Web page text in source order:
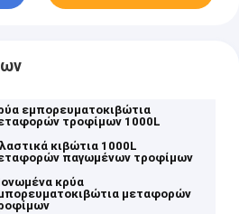
εμπορευματοκιβώτια
τροφίμων 1000L
κιβώτια 1000L
παγωμένων τροφίμων
κρύα
μεταφορών